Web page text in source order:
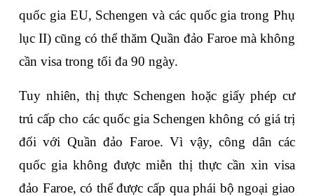
quốc gia EU, Schengen và các quốc gia trong Phụ
lục II) cũng có thể thăm Quần đảo Faroe mà không
cần visa trong tối đa 90 ngày.
Tuy nhiên, thị thực Schengen hoặc giấy phép cư
trú cấp cho các quốc gia Schengen không có giá trị
đối với Quần đảo Faroe. Vì vậy, công dân các
quốc gia không được miễn thị thực cần xin visa
đảo Faroe, có thể được cấp qua phái bộ ngoại giao